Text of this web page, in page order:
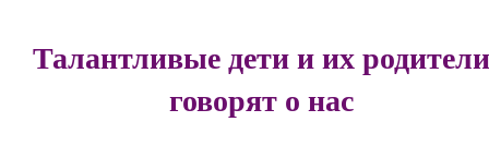
Талантливые дети и их родители
говорят о нас